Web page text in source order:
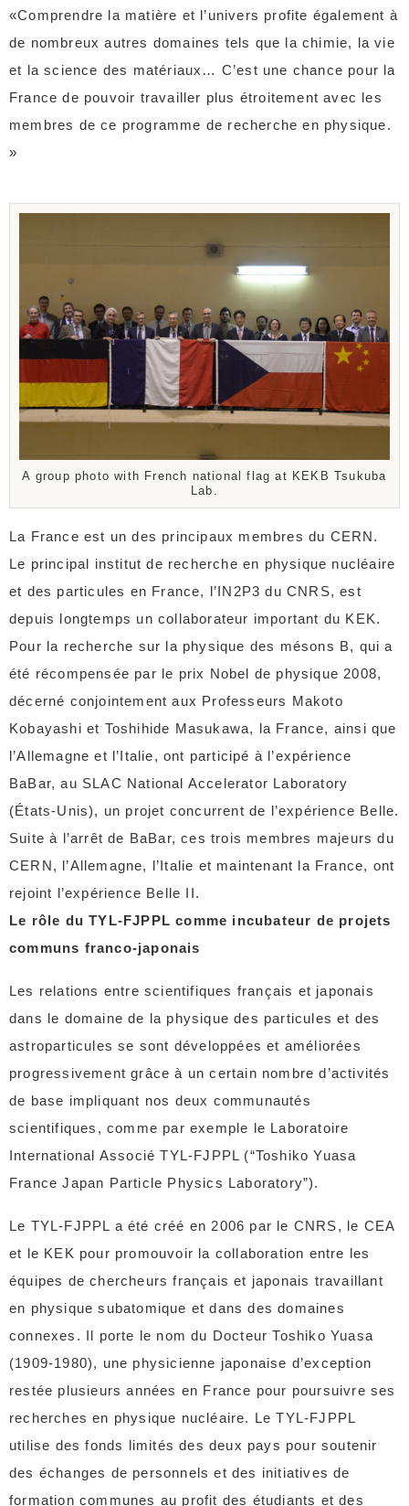
«Comprendre la matière et l’univers profite également à
de nombreux autres domaines tels que la chimie, la vie
et la science des matériaux… C’est une chance pour la
France de pouvoir travailler plus étroitement avec les
membres de ce programme de recherche en physique.
»
A group photo with French national flag at KEKB Tsukuba
Lab.
La France est un des principaux membres du CERN.
Le principal institut de recherche en physique nucléaire
et des particules en France, l’IN2P3 du CNRS, est
depuis longtemps un collaborateur important du KEK.
Pour la recherche sur la physique des mésons B, qui a
été récompensée par le prix Nobel de physique 2008,
décerné conjointement aux Professeurs Makoto
Kobayashi et Toshihide Masukawa, la France, ainsi que
l’Allemagne et l’Italie, ont participé à l’expérience
BaBar, au SLAC National Accelerator Laboratory
(États-Unis), un projet concurrent de l’expérience Belle.
Suite à l’arrêt de BaBar, ces trois membres majeurs du
CERN, l’Allemagne, l’Italie et maintenant la France, ont
rejoint l’expérience Belle II.
Le rôle du TYL-FJPPL comme incubateur de projets
communs franco-japonais
Les relations entre scientifiques français et japonais
dans le domaine de la physique des particules et des
astroparticules se sont développées et améliorées
progressivement grâce à un certain nombre d’activités
de base impliquant nos deux communautés
scientifiques, comme par exemple le Laboratoire
International Associé TYL-FJPPL (“Toshiko Yuasa
France Japan Particle Physics Laboratory”).
Le TYL-FJPPL a été créé en 2006 par le CNRS, le CEA
et le KEK pour promouvoir la collaboration entre les
équipes de chercheurs français et japonais travaillant
en physique subatomique et dans des domaines
connexes. Il porte le nom du Docteur Toshiko Yuasa
(1909-1980), une physicienne japonaise d’exception
restée plusieurs années en France pour poursuivre ses
recherches en physique nucléaire. Le TYL-FJPPL
utilise des fonds limités des deux pays pour soutenir
des échanges de personnels et des initiatives de
formation communes au profit des étudiants et des